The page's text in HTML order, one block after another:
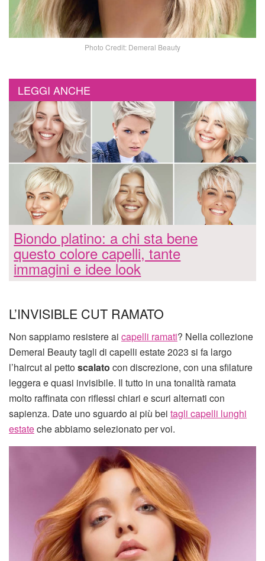
Photo Credit: Demeral Beauty
LEGGI ANCHE
Biondo platino: a chi sta bene
questo colore capelli, tante
immagini e idee look
L’INVISIBLE CUT RAMATO
Non sappiamo resistere ai capelli ramati? Nella collezione
Demeral Beauty tagli di capelli estate 2023 si fa largo
l’haircut al pettoscalato con discrezione, con una sfilature
leggera e quasi invisibile. Il tutto in una tonalità ramata
molto raffinata con riflessi chiari e scuri alternati con
sapienza. Date uno sguardo ai più bei tagli capelli lunghi
estateche abbiamo selezionato per voi.